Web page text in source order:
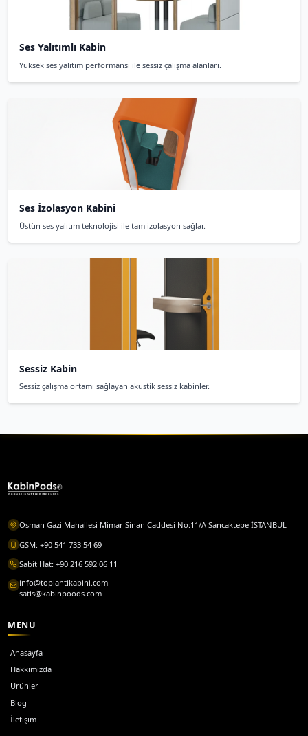
Sık sorulan sorulara hızlı cevaplar
Ses geçirmez kabin nedir?
Ses geçirmez kabin, maksimum ses yalıtımı
sağlayan özel teknoloji ile tasarlanmış
üzerinde ses yalıtım performansı ile
tasarlanmıştır. Özel projeler için mükemmel
Ses geçirmez kabin fiyatları ne
İlgili Ürünler
Yüksek ses yalıtım performansı ile sessiz çalışma